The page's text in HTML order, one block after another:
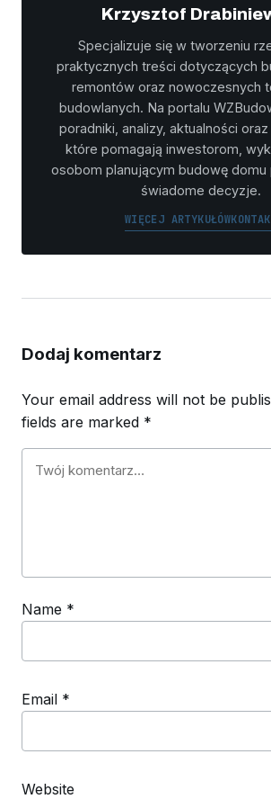
Krzysztof
Specjalizuje się w tworzeniu
praktycznych treści dotyczących
remontów oraz nowoczesnych
budowlanych. Na portalu
poradniki, analizy, aktualności
które pomagają inwestorom,
osobom planującym budowę
świadome decyzje.
WIĘCEJ ARTYKUŁÓW
Dodaj komentarz
Your email address will not be
fields are marked *
Name *
Email *
Website